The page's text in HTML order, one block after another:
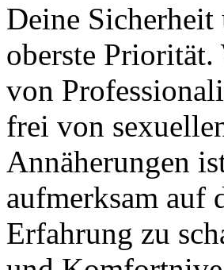
Deine
oberste Priorität.
von
frei von
Annäherungen
aufmerksam auf
Erfahrung zu